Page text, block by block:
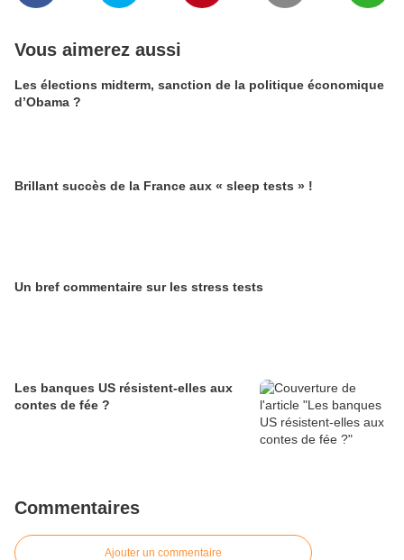
Vous aimerez aussi
Les élections midterm, sanction de la politique économique
d’Obama ?
Brillant succès de la France aux « sleep tests » !
Un bref commentaire sur les stress tests
Les banques US résistent-elles aux
contes de fée ?
Commentaires
Ajouter un commentaire